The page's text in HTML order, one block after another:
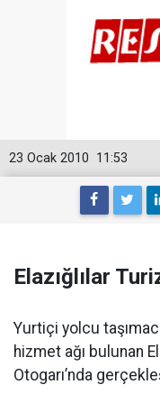
11:53
23 Ocak 2010
Elazığlılar
Yurtiçi yolcu
hizmet ağı bulunan
Otogarı’nda